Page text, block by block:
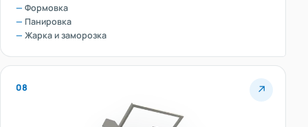
Формовка
Панировка
Жарка и заморозка
08 ↗